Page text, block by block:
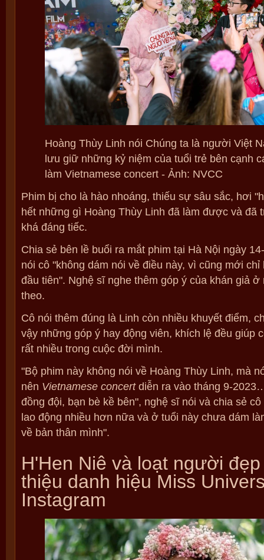
Hoàng Thùy Linh nói Chúng ta là người Việt
lưu giữ những kỷ niệm của tuổi trẻ bên cạnh
làm Vietnamese concert - Ảnh: NVCC
Phim bị cho là hào nhoáng, thiếu sự sâu sắc, hơi
hết những gì Hoàng Thùy Linh đã làm được và đã
khá đáng tiếc.
Chia sẻ bên lề buổi ra mắt phim tại Hà Nội ngày
nói cô "không dám nói về điều này, vì cũng mới
đầu tiên". Nghệ sĩ nghe thêm góp ý của khán giả
theo.
Cô nói thêm đúng là Linh còn nhiều khuyết điểm,
vậy những góp ý hay động viên, khích lệ đều giúp
rất nhiều trong cuộc đời mình.
"Bộ phim này không nói về Hoàng Thùy Linh, mà
nên Vietnamese concertdiễn ra vào tháng 9-
đồng đội, bạn bè kề bên", nghệ sĩ nói và chia sẻ
lao động nhiều hơn nữa và ở tuổi này chưa dám
về bản thân mình".
H'Hen Niê và loạt người
thiệu danh hiệu Miss
Instagram